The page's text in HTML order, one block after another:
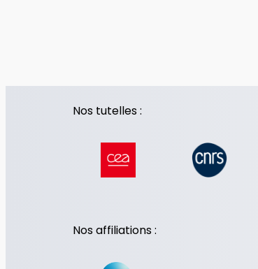
Nos tutelles :
Nos affiliations :